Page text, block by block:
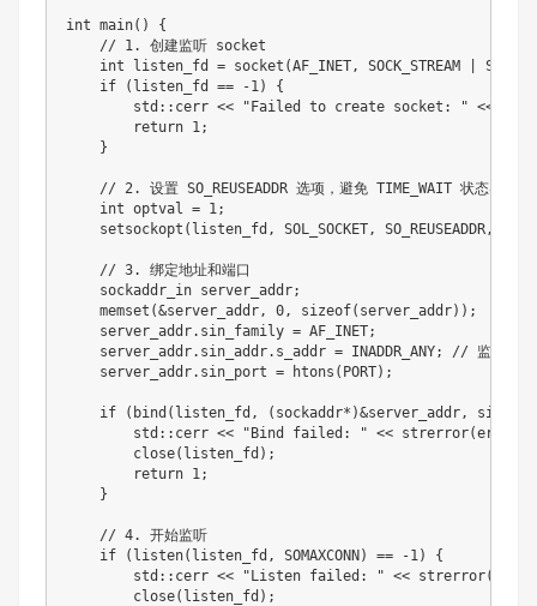
int main( )
{
// 1. 创建监听 socket
int listen_fd = socket (AF_INET , SOCK_STREAM
if
( listen_fd == -1 )
{
        std
:: cerr << "Failed to create socket: " <<
return 1 ;
}
// 2. 设置 SO_REUSEADDR 选项，避免 TIME_WAIT 状态导致
int optval = 1 ;
setsockopt ( listen_fd , SOL_SOCKET , SO_REUSEADDR ,
// 3. 绑定地址和端口
    sockaddr_in server_addr
;
memset (&server_addr , 0 , sizeof( server_addr) ) ;
    server_addr
. sin_family = AF_INET;
    server_addr
. sin_addr. s_addr = INADDR_ANY;
// 监听所有
    server_addr
. sin_port = htons ( PORT) ;
if ( bind ( listen_fd , ( sockaddr* )&server_addr , sizeof
        std
:: cerr << "Bind failed: " << strerror(errno
close( listen_fd ) ;
return 1 ;
}
// 4. 开始监听
if
( listen( listen_fd , SOMAXCONN) == -1 )
{
        std
:: cerr << "Listen failed: " << strerror(
close( listen_fd ) ;